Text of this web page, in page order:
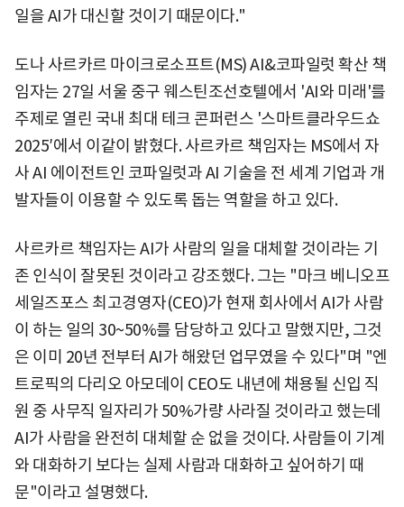
일을 AI가 대신할 것이기 때문이다."
도나 사르카르 마이크로소프트(MS) AI&코파일럿 확산 책
임자는 27일 서울 중구 웨스틴조선호텔에서 'AI와 미래'를
주제로 열린 국내 최대 테크 콘퍼런스 '스마트클라우드쇼
2025′에서 이같이 밝혔다. 사르카르 책임자는 MS에서 자
사 AI 에이전트인 코파일럿과 AI 기술을 전 세계 기업과 개
발자들이 이용할 수 있도록 돕는 역할을 하고 있다.
사르카르 책임자는 AI가 사람의 일을 대체할 것이라는 기
존 인식이 잘못된 것이라고 강조했다. 그는 "마크 베니오프
세일즈포스 최고경영자(CEO)가 현재 회사에서 AI가 사람
이 하는 일의 30~50%를 담당하고 있다고 말했지만, 그것
은 이미 20년 전부터 AI가 해왔던 업무였을 수 있다"며 "엔
트로픽의 다리오 아모데이 CEO도 내년에 채용될 신입 직
원 중 사무직 일자리가 50%가량 사라질 것이라고 했는데
AI가 사람을 완전히 대체할 순 없을 것이다. 사람들이 기계
와 대화하기 보다는 실제 사람과 대화하고 싶어하기 때
문"이라고 설명했다.